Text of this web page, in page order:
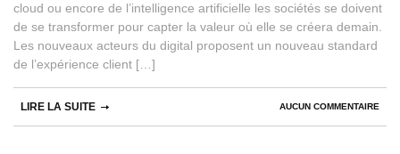
cloud ou encore de l’intelligence artificielle les sociétés se doivent
de se transformer pour capter la valeur où elle se créera demain.
Les nouveaux acteurs du digital proposent un nouveau standard
de l’expérience client […]
AUCUN COMMENTAIRE
LIRE LA SUITE